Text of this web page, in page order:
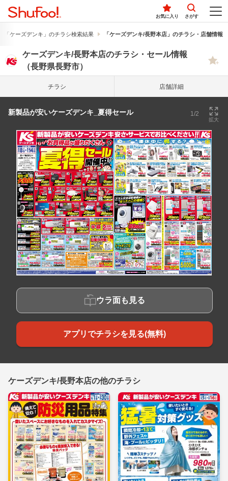
お気に入り さがす
「ケーズデンキ」のチラシ検索結果 「ケーズデンキ/長野本店」のチラシ・店舗情報
ケーズデンキ/長野本店のチラシ・セール情報
（長野県長野市）
チラシ 店舗詳細
新製品が安いケーズデンキ_夏得セール 1/2
拡大
ウラ面も見る
アプリでチラシを見る(無料)
ケーズデンキ/長野本店の他のチラシ